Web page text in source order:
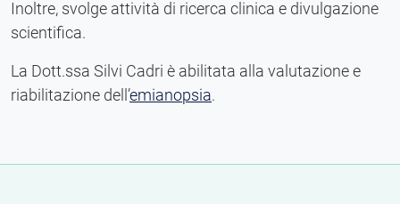
Inoltre, svolge attività di ricerca clinica e divulgazione
scientifica.
La Dott.ssa Silvi Cadri è abilitata alla valutazione e
riabilitazione dell’emianopsia.